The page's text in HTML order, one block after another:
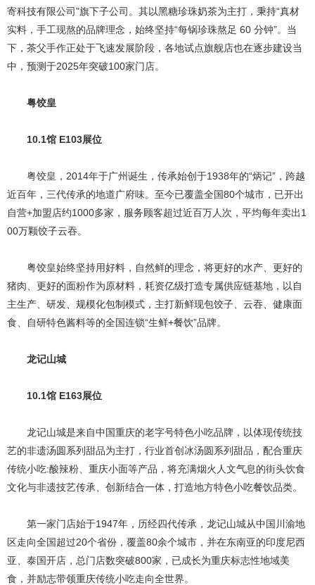
寄科技有限公司”旗下子公司。其以黑糖珍珠奶茶为主打，秉持“真材
实料，手工现熬的品牌理念，始终坚持“每锅珍珠熬足 60 分钟”。当
下，茶父手作正处于飞速发展阶段，各地试点旗舰店也在逐步建设当
中，预测于2025年突破100家门店。
粤饺皇
10.1馆 E103展位
粤饺皇，2014年于广州诞生，传承始创于1938年的“炳记”，跨越
近百年，三代传承的地道广府味。至今已覆盖全国80个城市，已开出
自营+加盟店约1000多家，服务顾客超过近百万人次，平均每年卖出1
00万颗饺子云吞。
粤饺皇始终坚持用好料，自然鲜的理念，将更好的水产、更好的
猪肉、更好的面粉作为原材料，耗资亿级打造专属供应链基地，以自
主生产、研发、规模化包制模式，主打新鲜现包饺子、云吞、健康面
食、自研特色酱料等的全国连锁“生鲜+餐饮”品牌。
龙记山城
10.1馆 E163展位
龙记山城是来自中国重庆的老字号特色小吃品牌，以体现传统技
艺的非遗汤圆系列甜品为主打，行业首创冰汤圆系列甜品，配合重庆
传统小吃:酸辣粉、重庆小面等产品，将充满烟火人文气息的街头饮食
文化与非遗技艺传承、创新结合一体，打造地方特色小吃餐饮品类。
第一家门店始于1947年，历经四代传承，龙记山城从中国川渝地
区走向全国超过20个省份，覆盖80余个城市，并在东南亚的印度尼西
亚、泰国开店，总门店数突破800家，已成长为重庆标志性地域美
食，并励志带领重庆传统小吃走向全世界。